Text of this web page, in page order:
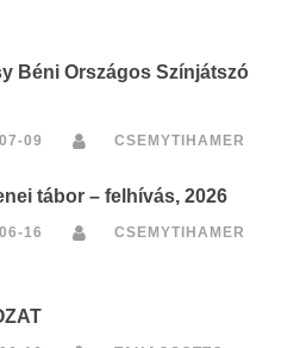
Béni Országos Színjátszó
09 CSEMYTIHAMER
tábor – felhívás, 2026
16 CSEMYTIHAMER